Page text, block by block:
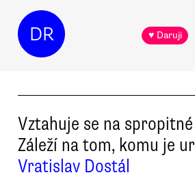
DR ♥ Daruji
Vztahuje se na spropitné
Záleží na tom, komu je
Vratislav Dostál